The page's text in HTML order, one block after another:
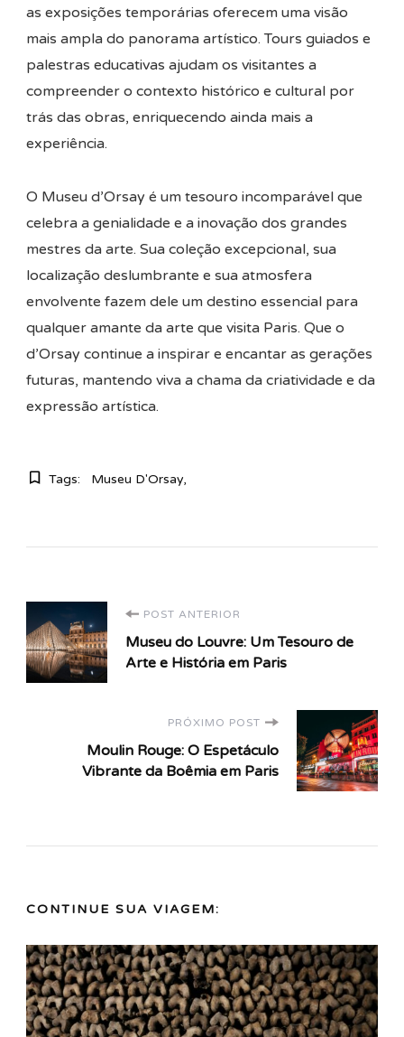
as exposições temporárias oferecem uma visão
mais ampla do panorama artístico. Tours guiados e
palestras educativas ajudam os visitantes a
compreender o contexto histórico e cultural por
trás das obras, enriquecendo ainda mais a
experiência.
O Museu d’Orsay é um tesouro incomparável que
celebra a genialidade e a inovação dos grandes
mestres da arte. Sua coleção excepcional, sua
localização deslumbrante e sua atmosfera
envolvente fazem dele um destino essencial para
qualquer amante da arte que visita Paris. Que o
d’Orsay continue a inspirar e encantar as gerações
futuras, mantendo viva a chama da criatividade e da
expressão artística.
Tags: Museu D'Orsay
Navegação
de
POST ANTERIOR
Museu do Louvre: Um Tesouro de
Arte e História em Paris
PRÓXIMO POST
Moulin Rouge: O Espetáculo
Vibrante da Boêmia em Paris
CONTINUE SUA VIAGEM: